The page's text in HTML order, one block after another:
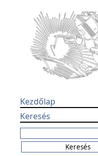
Kezdőlap
Keresés